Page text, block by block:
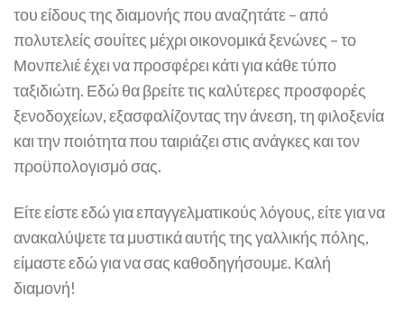
του είδους της διαμονής που αναζητάτε – από
πολυτελείς σουίτες μέχρι οικονομικά ξενώνες – το
Μονπελιέ έχει να προσφέρει κάτι για κάθε τύπο
ταξιδιώτη. Εδώ θα βρείτε τις καλύτερες προσφορές
ξενοδοχείων, εξασφαλίζοντας την άνεση, τη φιλοξενία
και την ποιότητα που ταιριάζει στις ανάγκες και τον
προϋπολογισμό σας.
Είτε είστε εδώ για επαγγελματικούς λόγους, είτε για να
ανακαλύψετε τα μυστικά αυτής της γαλλικής πόλης,
είμαστε εδώ για να σας καθοδηγήσουμε. Καλή
διαμονή!